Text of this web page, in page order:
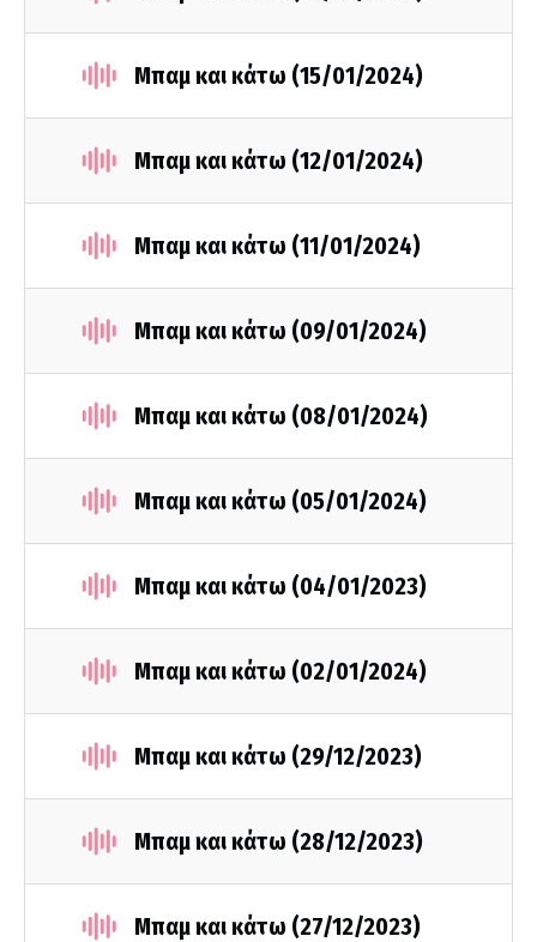
Μπαμ και κάτω (15/01/2024)
Μπαμ και κάτω (12/01/2024)
Μπαμ και κάτω (11/01/2024)
Μπαμ και κάτω (09/01/2024)
Μπαμ και κάτω (08/01/2024)
Μπαμ και κάτω (05/01/2024)
Μπαμ και κάτω (04/01/2023)
Μπαμ και κάτω (02/01/2024)
Μπαμ και κάτω (29/12/2023)
Μπαμ και κάτω (28/12/2023)
Μπαμ και κάτω (27/12/2023)